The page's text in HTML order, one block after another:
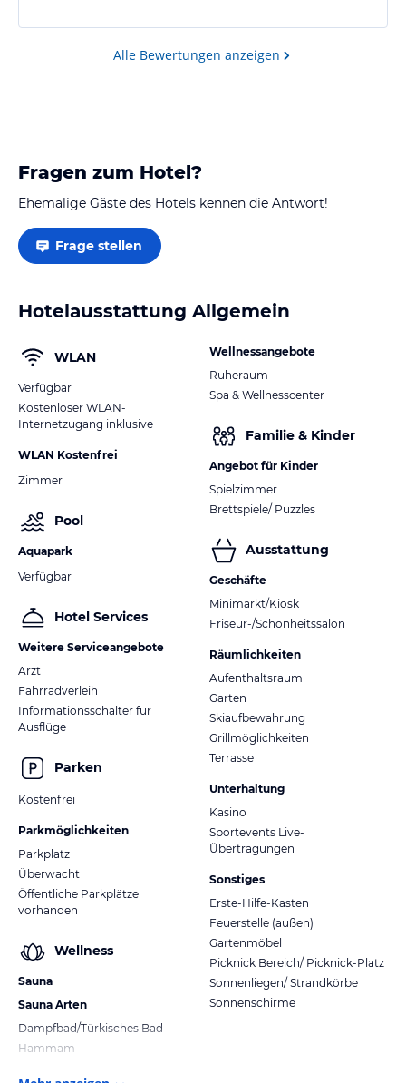
Alle Bewertungen anzeigen
Fragen zum Hotel?
Ehemalige Gäste des Hotels kennen die Antwort!
Frage stellen
Hotelausstattung Allgemein
WLAN
Verfügbar
Kostenloser WLAN-
Internetzugang inklusive
WLAN Kostenfrei
Zimmer
Pool
Aquapark
Verfügbar
Hotel Services
Weitere Serviceangebote
Arzt
Fahrradverleih
Informationsschalter für
Ausflüge
Parken
Kostenfrei
Parkmöglichkeiten
Parkplatz
Überwacht
Öffentliche Parkplätze
vorhanden
Wellness
Sauna
Sauna Arten
Dampfbad/Türkisches Bad
Hammam
Wellnessangebote
Ruheraum
Spa & Wellnesscenter
Familie & Kinder
Angebot für Kinder
Spielzimmer
Brettspiele/ Puzzles
Ausstattung
Geschäfte
Minimarkt/Kiosk
Friseur-/Schönheitssalon
Räumlichkeiten
Aufenthaltsraum
Garten
Skiaufbewahrung
Grillmöglichkeiten
Terrasse
Unterhaltung
Kasino
Sportevents Live-
Übertragungen
Sonstiges
Erste-Hilfe-Kasten
Feuerstelle (außen)
Gartenmöbel
Picknick Bereich/ Picknick-Platz
Sonnenliegen/ Strandkörbe
Sonnenschirme